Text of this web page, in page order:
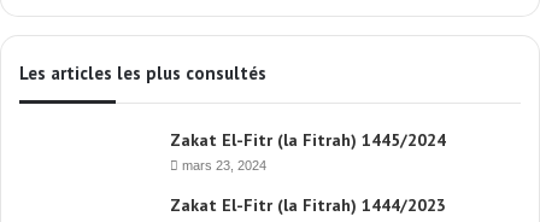
Les articles les plus consultés
Zakat El-Fitr (la Fitrah) 1445/2024
mars 23, 2024
Zakat El-Fitr (la Fitrah) 1444/2023